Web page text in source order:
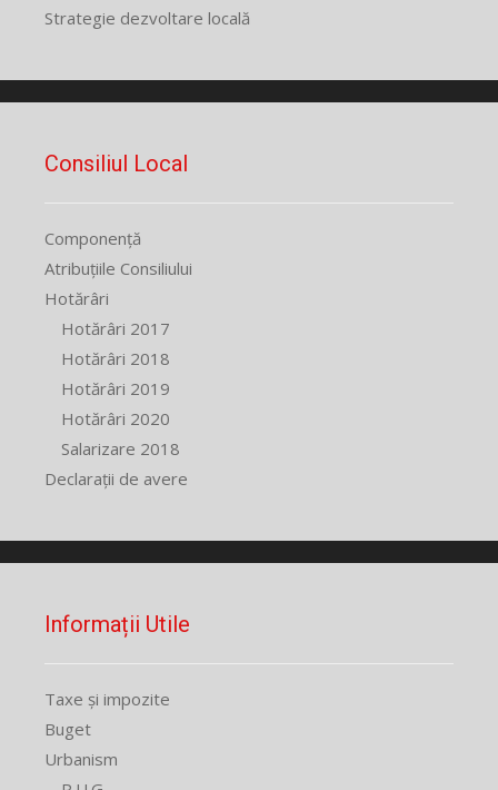
Strategie dezvoltare locală
Consiliul Local
Componență
Atribuțiile Consiliului
Hotărâri
Hotărâri 2017
Hotărâri 2018
Hotărâri 2019
Hotărâri 2020
Salarizare 2018
Declarații de avere
Informații Utile
Taxe și impozite
Buget
Urbanism